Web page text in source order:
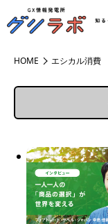
HOME エシカル消費